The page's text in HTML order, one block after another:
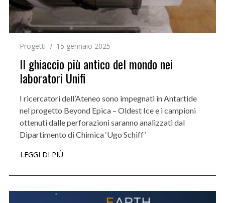
Progetti 15 gennaio 2025
Il ghiaccio più antico del mondo nei
laboratori Unifi
I ricercatori dell’Ateneo sono impegnati in Antartide
nel progetto Beyond Epica – Oldest Ice e i campioni
ottenuti dalle perforazioni saranno analizzati dal
Dipartimento di Chimica ‘Ugo Schiff’
LEGGI DI PIÙ